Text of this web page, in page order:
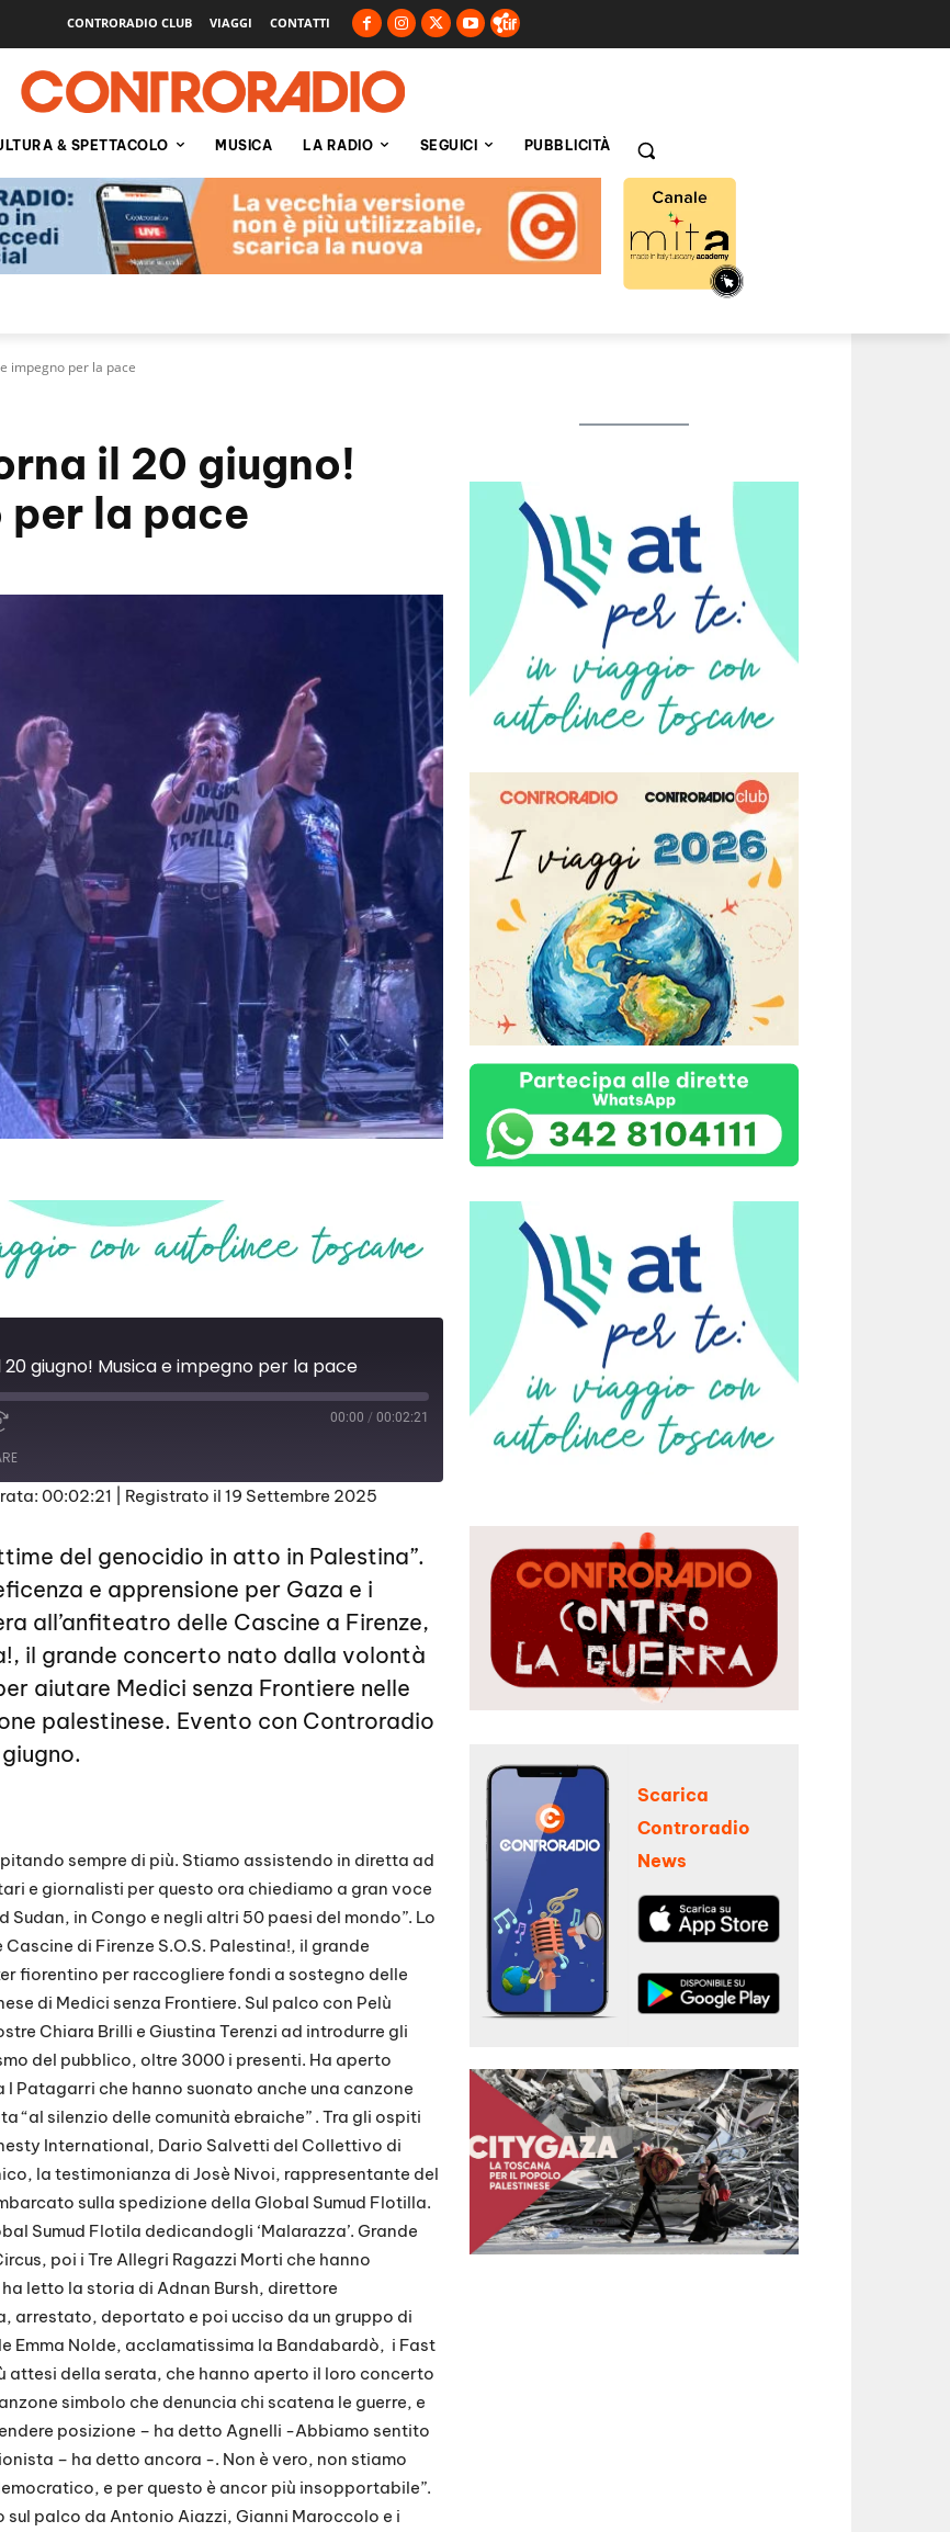
CONTRORADIO CLUB VIAGGI CONTATTI
& SPETTACOLO MUSICA LA RADIO SEGUICI PUBBLICITÀ
impegno per la pace
il 20 giugno!
per la pace
20 giugno! Musica e impegno per la pace
00:00 / 00:02:21
00:02:21 Registrato il 19 Settembre 2025
del genocidio in atto in Palestina”.
e apprensione per Gaza e i
all’anfiteatro delle Cascine a Firenze,
il grande concerto nato dalla volontà
aiutare Medici senza Frontiere nelle
palestinese. Evento con Controradio
sempre di più. Stiamo assistendo in diretta ad
e giornalisti per questo ora chiediamo a gran voce
Sudan, in Congo e negli altri 50 paesi del mondo”. Lo
di Firenze S.O.S. Palestina!, il grande
fiorentino per raccogliere fondi a sostegno delle
di Medici senza Frontiere. Sul palco con Pelù
Chiara Brilli e Giustina Terenzi ad introdurre gli
del pubblico, oltre 3000 i presenti. Ha aperto
I Patagarri che hanno suonato anche una canzone
silenzio delle comunità ebraiche” . Tra gli ospiti
International, Dario Salvetti del Collettivo di
la testimonianza di Josè Nivoi, rappresentante del
sulla spedizione della Global Sumud Flotilla.
Sumud Flotila dedicandogli ‘Malarazza’. Grande
poi i Tre Allegri Ragazzi Morti che hanno
letto la storia di Adnan Bursh, direttore
arrestato, deportato e poi ucciso da un gruppo di
Emma Nolde, acclamatissima la Bandabardò, i Fast
attesi della serata, che hanno aperto il loro concerto
simbolo che denuncia chi scatena le guerre, e
posizione – ha detto Agnelli -Abbiamo sentito
– ha detto ancora -. Non è vero, non stiamo
e per questo è ancor più insopportabile”.
palco da Antonio Aiazzi, Gianni Maroccolo e i
Scarica
Controradio
News